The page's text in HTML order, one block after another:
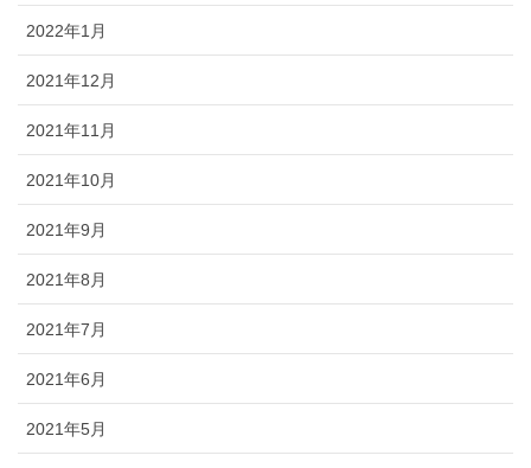
2022年1月
2021年12月
2021年11月
2021年10月
2021年9月
2021年8月
2021年7月
2021年6月
2021年5月